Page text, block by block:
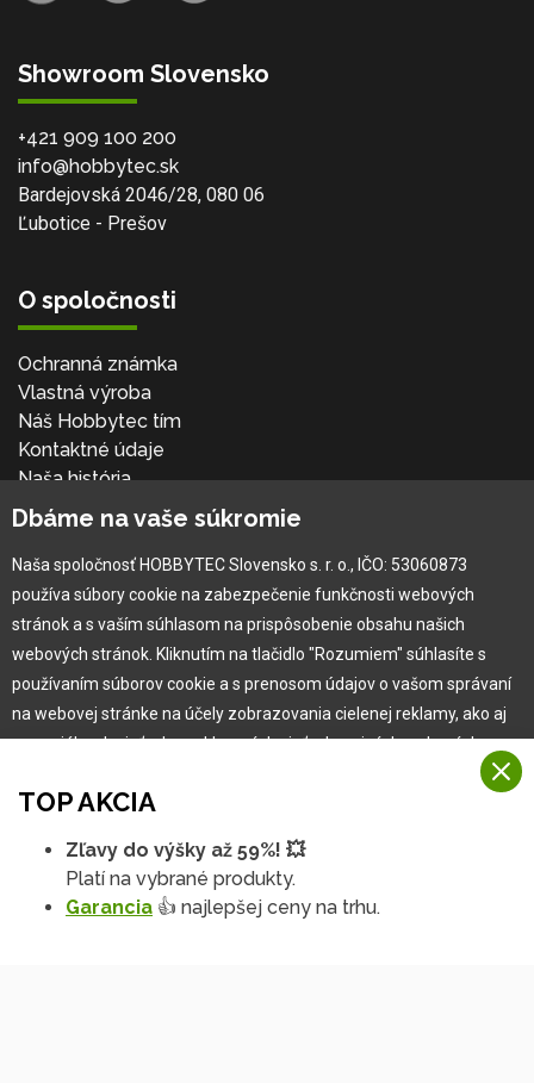
Showroom Slovensko
+421 909 100 200
info@hobbytec.sk
Bardejovská 2046/28, 080 06
Ľubotice - Prešov
O spoločnosti
Ochranná známka
Vlastná výroba
Náš Hobbytec tím
Kontaktné údaje
Naša história
Kariéra
Pre zákazníka
Garancia najlepšej ceny
Užívateľský manuál
Obchodné podmienky
Zákazník & partner
Novinky
TOP AKCIA
Zľavy do výšky až 59%! 💥
Platí na vybrané produkty.
Garancia 👍 najlepšej ceny na trhu.
Dbáme na vaše súkromie
Naša spoločnosť HOBBYTEC Slovensko s. r. o., IČO: 53060873
používa súbory cookie na zabezpečenie funkčnosti webových
stránok a s vaším súhlasom na prispôsobenie obsahu našich
webových stránok. Kliknutím na tlačidlo "Rozumiem" súhlasíte s
používaním súborov cookie a s prenosom údajov o vašom správaní
na webovej stránke na účely zobrazovania cielenej reklamy, ako aj
na sociálnych sieťach a reklamných sieťach na iných webových
Viac informácií
Na našich webových stránkach používame niekoľko kategórií
Rozumiem